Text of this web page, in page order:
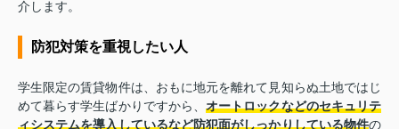
介します。
防犯対策を重視したい人
学生限定の賃貸物件は、おもに地元を離れて見知らぬ土地ではじ
めて暮らす学生ばかりですから、オートロックなどのセキュリテ
ィシステムを導入しているなど防犯面がしっかりしている物件の